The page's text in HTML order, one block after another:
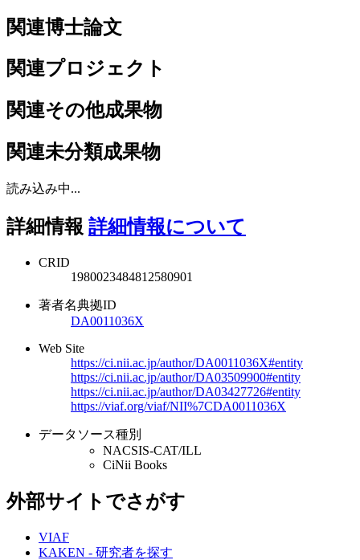
関連博士論文
関連プロジェクト
関連その他成果物
関連未分類成果物
読み込み中...
詳細情報 詳細情報について
CRID
1980023484812580901
著者名典拠ID
DA0011036X
Web Site
https://ci.nii.ac.jp/author/DA0011036X#entity
https://ci.nii.ac.jp/author/DA03509900#entity
https://ci.nii.ac.jp/author/DA03427726#entity
https://viaf.org/viaf/NII%7CDA0011036X
データソース種別
NACSIS-CAT/ILL
CiNii Books
外部サイトでさがす
VIAF
KAKEN - 研究者を探す